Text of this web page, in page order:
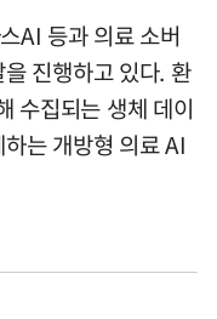
AI 등과 의료 소버
진행하고 있다. 환
수집되는 생체 데이
는 개방형 의료 AI